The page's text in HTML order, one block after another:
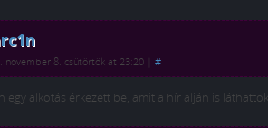
november 8. csütörtök at 23:20 #
egy alkotás érkezett be, amit a hír alján is